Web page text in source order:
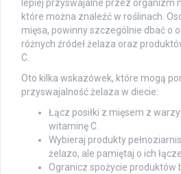
lepiej przyswajalne przez organizm
które można znaleźć w roślinach.
mięsa, powinny szczególnie dbać o
różnych źródeł żelaza oraz
C.
Oto kilka wskazówek, które mogą
przyswajalność żelaza w diecie:
Łącz posiłki z mięsem z
witaminę C.
Wybieraj produkty
żelazo, ale pamiętaj o ich
Ogranicz spożycie produktów